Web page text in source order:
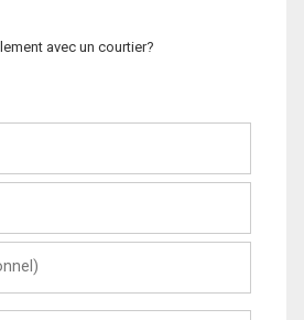
avec un courtier?